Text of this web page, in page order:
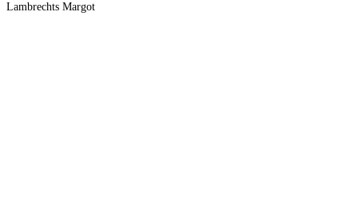
Lambrechts Margot